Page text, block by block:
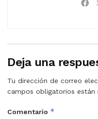
Deja una
Tu dirección de correo
campos obligatorios están
Comentario *